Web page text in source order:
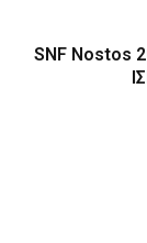
SNF Nostos